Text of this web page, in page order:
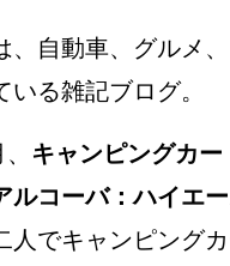
、自動車、グルメ
いる雑記ブログ。
キャンピングカ
ルコーバ：ハイエー
人でキャンピング